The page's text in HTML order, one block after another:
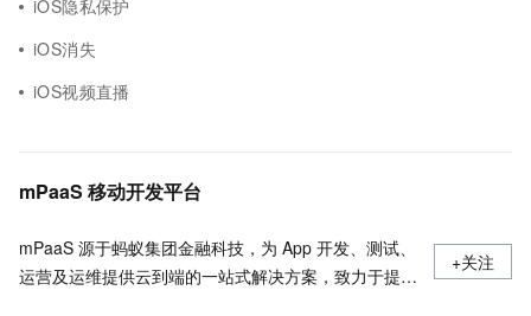
iOS隐私保护
iOS消失
iOS视频直播
mPaaS 移动开发平台
mPaaS 源于蚂蚁集团金融科技，为 App 开发、测试、
运营及运维提供云到端的一站式解决方案，致力于提供
+关注